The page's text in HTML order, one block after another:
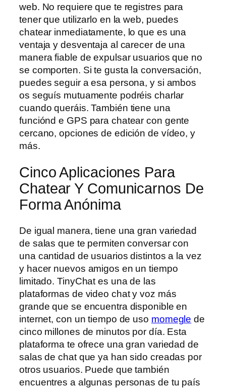
web. No requiere que te registres para
tener que utilizarlo en la web, puedes
chatear inmediatamente, lo que es una
ventaja y desventaja al carecer de una
manera fiable de expulsar usuarios que no
se comporten. Si te gusta la conversación,
puedes seguir a esa persona, y si ambos
os seguís mutuamente podréis charlar
cuando queráis. También tiene una
funciónd e GPS para chatear con gente
cercano, opciones de edición de vídeo, y
más.
Cinco Aplicaciones Para
Chatear Y Comunicarnos De
Forma Anónima
De igual manera, tiene una gran variedad
de salas que te permiten conversar con
una cantidad de usuarios distintos a la vez
y hacer nuevos amigos en un tiempo
limitado. TinyChat es una de las
plataformas de video chat y voz más
grande que se encuentra disponible en
internet, con un tiempo de uso momegle de
cinco millones de minutos por día. Esta
plataforma te ofrece una gran variedad de
salas de chat que ya han sido creadas por
otros usuarios. Puede que también
encuentres a algunas personas de tu país